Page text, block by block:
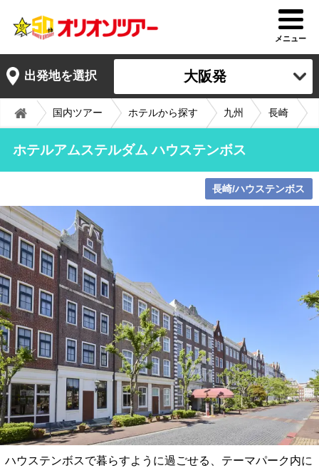
メニュー
出発地を選択 大阪発
国内ツアー ホテルから探す 九州 長崎
ホテルアムステルダム ハウステンボス
長崎/ハウステンボス
ハウステンボスで暮らすように過ごせる、テーマパーク内に